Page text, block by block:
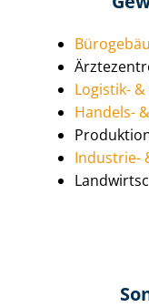
Logistik-
Handels-
Industrie-